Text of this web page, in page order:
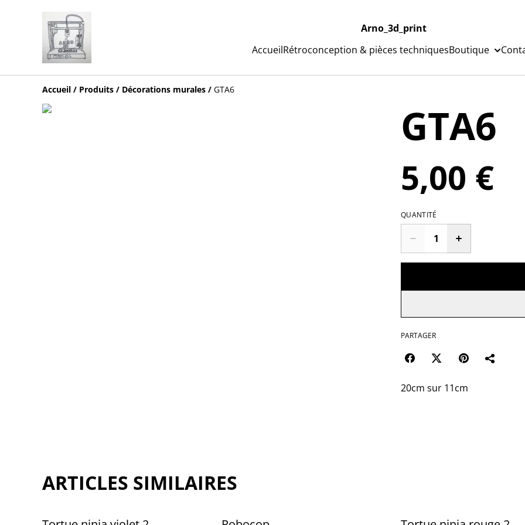
Arno_3d_print
AccueilRétroconception & pièces techniquesBoutique
Accueil / Produits / Décorations murales / GTA6
GTA6
5,00 €
QUANTITÉ
PARTAGER
20cm sur 11cm
ARTICLES SIMILAIRES